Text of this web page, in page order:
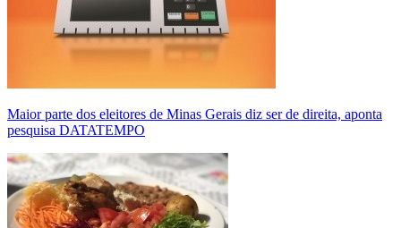
Maior parte dos eleitores de Minas Gerais diz ser de direita, aponta
pesquisa DATATEMPO